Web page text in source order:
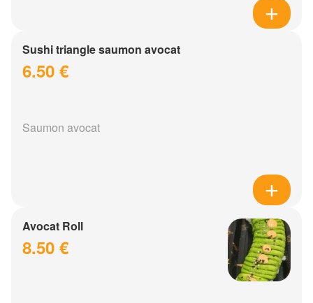
Sushi triangle saumon avocat
6.50 €
Saumon avocat
Avocat Roll
8.50 €